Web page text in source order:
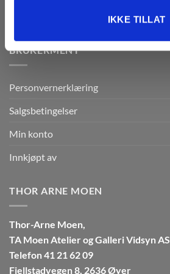
IKKE TILLAT
BRUKERMENY
Personvernerklæring
Salgsbetingelser
Min konto
Innkjøpt av
THOR ARNE MOEN
Thor-Arne Moen,
TA Moen Atelier og Galleri Vidsyn AS
Telefon 41 21 62 09
Fjellstadvegen 8, 2636 Øyer